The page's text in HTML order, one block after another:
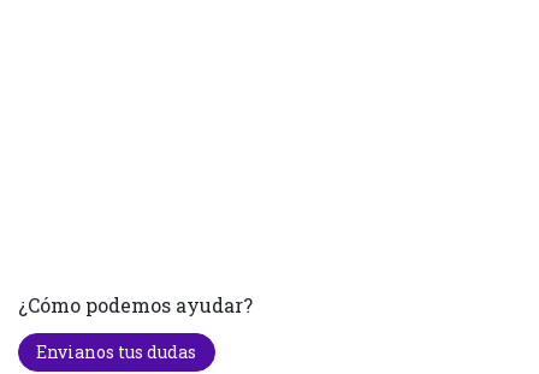
¿Cómo podemos ayudar?
Envianos tus dudas